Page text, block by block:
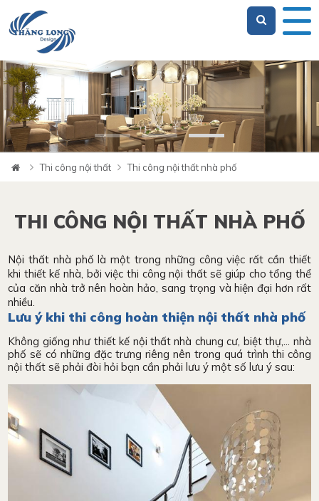
Loading...
Thi công nội thất Thi công nội thất nhà phố
THI CÔNG NỘI THẤT NHÀ PHỐ
Nội thất nhà phố là một trong những công việc rất cần thiết
khi thiết kế nhà, bởi việc thi công nội thất sẽ giúp cho tổng thể
của căn nhà trở nên hoàn hảo, sang trọng và hiện đại hơn rất
nhiều.
Lưu ý khi thi công hoàn thiện nội thất nhà phố
Không giống như thiết kế nội thất nhà chung cư, biệt thự,... nhà
phố sẽ có những đặc trưng riêng nên trong quá trình thi công
nội thất sẽ phải đòi hỏi bạn cần phải lưu ý một số lưu ý sau: